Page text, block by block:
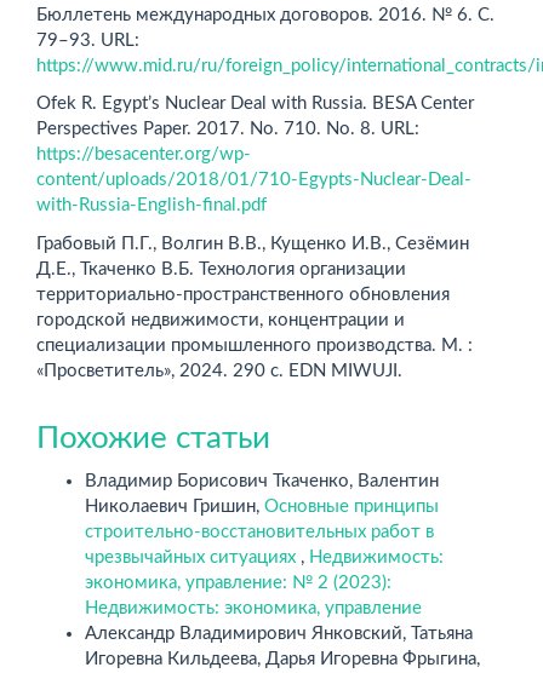
Бюллетень международных договоров. 2016. № 6. С.
79–93. URL:
https://www.mid.ru/ru/foreign_policy/
Ofek R. Egypt’s Nuclear Deal with Russia. BESA Center
Perspectives Paper. 2017. No. 710. No. 8. URL:
https://besacenter.org/wp-
content/uploads/2018/01/710-Egypts-Nuclear-Deal-
with-Russia-English-final.pdf
Грабовый П.Г., Волгин В.В., Кущенко И.В., Сезёмин
Д.Е., Ткаченко В.Б. Технология организации
территориально-пространственного обновления
городской недвижимости, концентрации и
специализации промышленного производства. М. :
«Просветитель», 2024. 290 с. EDN MIWUJI.
Похожие статьи
Владимир Борисович Ткаченко, Валентин
Николаевич Гришин, Основные принципы
строительно-восстановительных работ в
чрезвычайных ситуациях , Недвижимость:
экономика, управление: № 2 (2023):
Недвижимость: экономика, управление
Александр Владимирович Янковский, Татьяна
Игоревна Кильдеева, Дарья Игоревна Фрыгина,